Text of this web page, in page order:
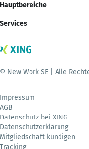
Hauptbereiche
Services
© New Work SE | Alle
Impressum
AGB
Datenschutz bei XING
Datenschutzerklärung
Mitgliedschaft kündigen
Tracking